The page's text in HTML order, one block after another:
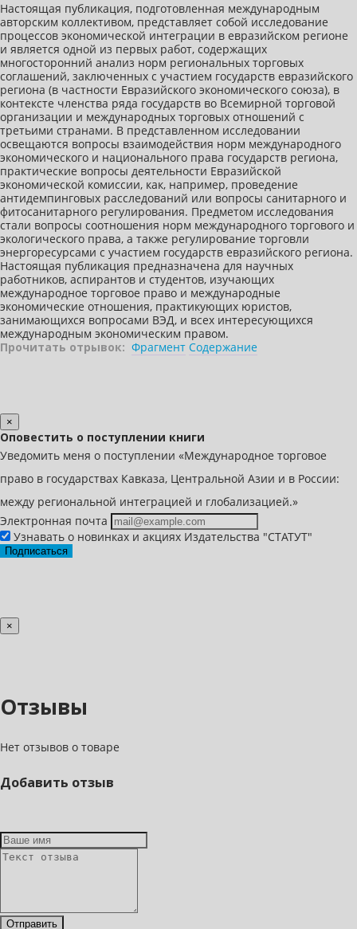
Настоящая публикация, подготовленная международным
авторским коллективом, представляет собой исследование
процессов экономической интеграции в евразийском регионе
и является одной из первых работ, содержащих
многосторонний анализ норм региональных торговых
соглашений, заключенных с участием государств евразийского
региона (в частности Евразийского экономического союза), в
контексте членства ряда государств во Всемирной торговой
организации и международных торговых отношений с
третьими странами. В представленном исследовании
освещаются вопросы взаимодействия норм международного
экономического и национального права государств региона,
практические вопросы деятельности Евразийской
экономической комиссии, как, например, проведение
антидемпинговых расследований или вопросы санитарного и
фитосанитарного регулирования. Предметом исследования
стали вопросы соотношения норм международного торгового и
экологического права, а также регулирование торговли
энергоресурсами с участием государств евразийского региона.
Настоящая публикация предназначена для научных
работников, аспирантов и студентов, изучающих
международное торговое право и международные
экономические отношения, практикующих юристов,
занимающихся вопросами ВЭД, и всех интересующихся
международным экономическим правом.
Прочитать отрывок: Фрагмент Содержание
×
Оповестить о поступлении книги
Уведомить меня о поступлении «Международное торговое
право в государствах Кавказа, Центральной Азии и в России:
между региональной интеграцией и глобализацией.»
Электронная почта
Узнавать о новинках и акциях Издательства "СТАТУТ"
Подписаться
×
Отзывы
Нет отзывов о товаре
Добавить отзыв